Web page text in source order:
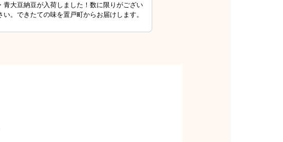
大豆納豆が入荷しました！数に限りがござい
。できたての味を置戸町からお届けします。